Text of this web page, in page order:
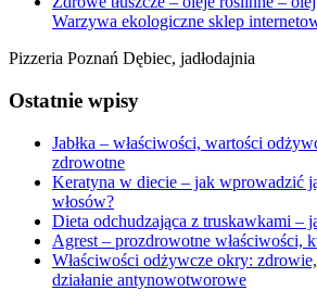
Warzywa ekologiczne sklep
Pizzeria Poznań Dębiec, jadłodajnia
Ostatnie wpisy
Jabłka – właściwości, wartości
zdrowotne
Keratyna w diecie – jak wprowadzić
włosów?
Dieta odchudzająca z truskawkami –
Agrest – prozdrowotne właściwości,
Właściwości odżywcze okry:
działanie antynowotworowe